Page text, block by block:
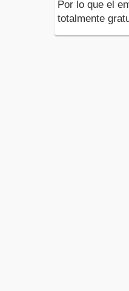
Por lo que el
totalmente